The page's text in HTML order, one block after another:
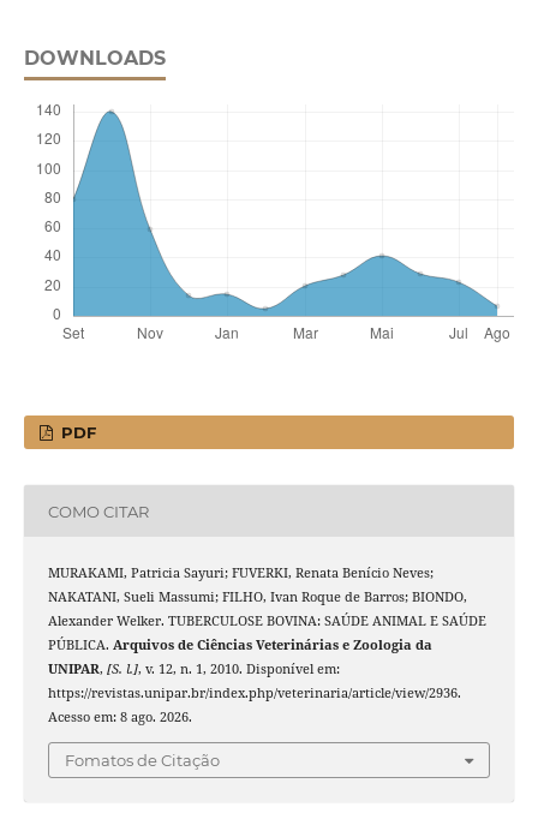
DOWNLOADS
PDF
COMO CITAR
MURAKAMI, Patricia Sayuri; FUVERKI, Renata Benício Neves;
NAKATANI, Sueli Massumi; FILHO, Ivan Roque de Barros; BIONDO,
Alexander Welker. TUBERCULOSE BOVINA: SAÚDE ANIMAL E SAÚDE
PÚBLICA. Arquivos de Ciências Veterinárias e Zoologia da
UNIPAR, [S. l.], v. 12, n. 1, 2010. Disponível em:
https://revistas.unipar.br/index.php/veterinaria/article/view/2936.
Acesso em: 8 ago. 2026.
Fomatos de Citação